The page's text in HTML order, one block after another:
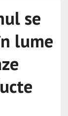
se
lume